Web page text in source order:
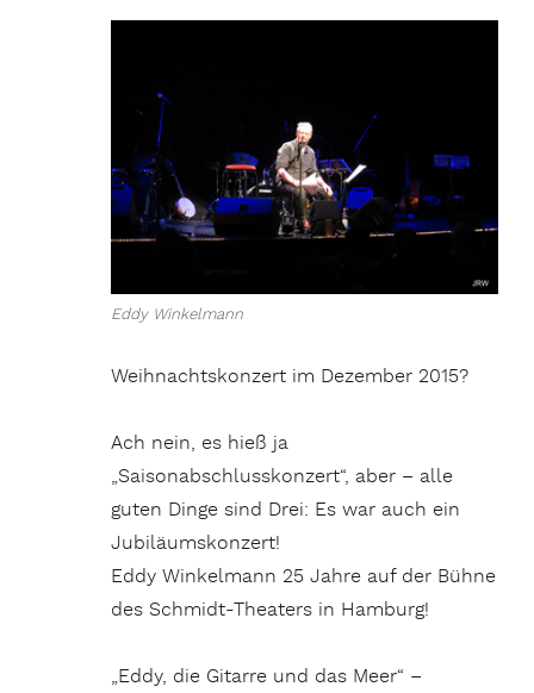
Eddy Winkelmann
Weihnachtskonzert im Dezember 2015?
Ach nein, es hieß ja
„Saisonabschlusskonzert“, aber – alle
guten Dinge sind Drei: Es war auch ein
Jubiläumskonzert!
Eddy Winkelmann 25 Jahre auf der Bühne
des Schmidt-Theaters in Hamburg!
„Eddy, die Gitarre und das Meer“ –